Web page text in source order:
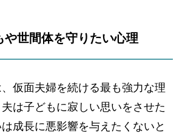
や世間体を守りたい心理
、仮面夫婦を続ける最も強力な理
は子どもに寂しい思いをさせた
成長に悪影響を与えたくないと